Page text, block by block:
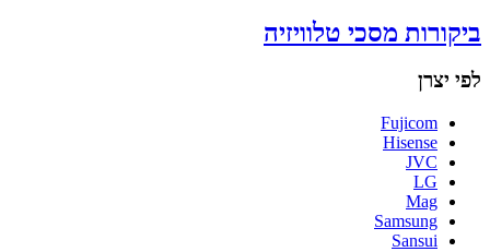
ביקורות מסכי טלוויזיה
לפי יצרן
Fujicom
Hisense
JVC
LG
Mag
Samsung
Sansui